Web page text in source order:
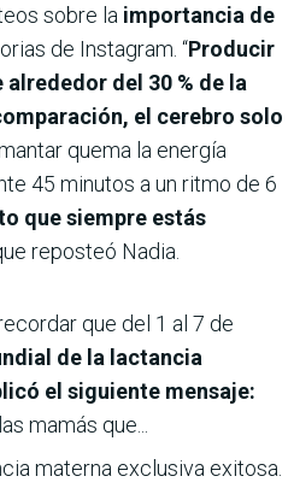
sobre la importancia de
de Instagram. “Producir
del 30 % de la
el cerebro solo
quema la energía
45 minutos a un ritmo de 6
que siempre estás
reposteó Nadia.
que del 1 al 7 de
de la lactancia
el siguiente mensaje:
mamás que...
materna exclusiva exitosa.